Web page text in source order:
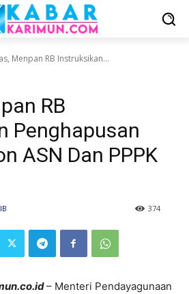
Menpan RB Instruksikan...
RB
Penghapusan
ASN Dan PPPK
374
– Menteri Pendayagunaan